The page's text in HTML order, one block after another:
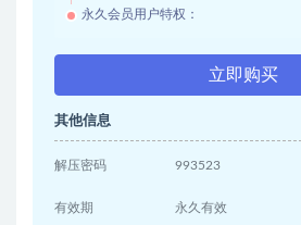
永久会员用户特权：
立即购买
其他信息
解压密码 993523
有效期 永久有效